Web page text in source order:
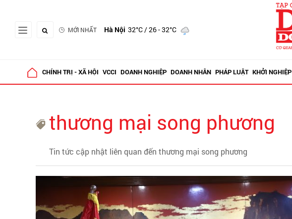
MỚI NHẤT Hà Nội 32°C/ 26 - 32°C
CHÍNH TRỊ - XÃ HỘI VCCI DOANH NGHIỆP DOANH NHÂN PHÁP LUẬT KHỞI NGHIỆP
thương mại song phương
Tin tức cập nhật liên quan đến thương mại song phương